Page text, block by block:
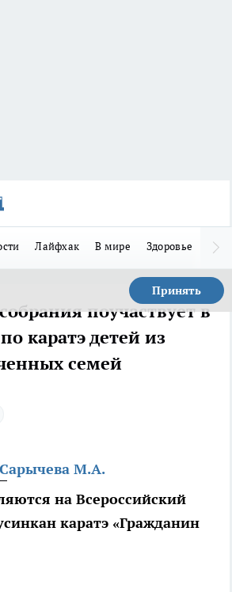
Лайфхак В мире Здоровье
Принять
поучаствует в
каратэ детей из
семей
Сарычева М.А.
на Всероссийский
каратэ «Гражданин